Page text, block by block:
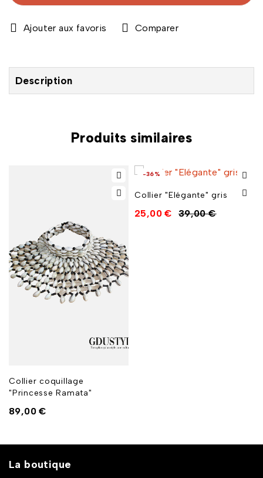
Comparer
Description
Produits similaires
Collier coquillage
"Princesse Ramata"
89,00€
-36%
Collier "Elégante" gris
39,00€
25,00€
La boutique